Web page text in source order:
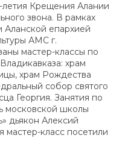
Крещения Алании
звона. В рамках
Аланской епархией
АМС г.
мастер-классы по
храм
храм Рождества
собор святого
Георгия. Занятия по
московской школы
дьякон Алексий
мастер-класс посетили